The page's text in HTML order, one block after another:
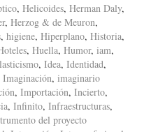
, Helicoides, Herman Daly,
, Herzog & de Meuron,
, higiene, Hiperplano, Historia,
, Huella, Humor, iam,
, Idea, Identidad,
Imaginación, imaginario
, Importación, Incierto,
, Infinito, Infraestructuras,
del proyecto